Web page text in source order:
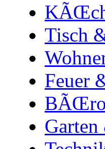
Tisch
Feuer
BÃŒro